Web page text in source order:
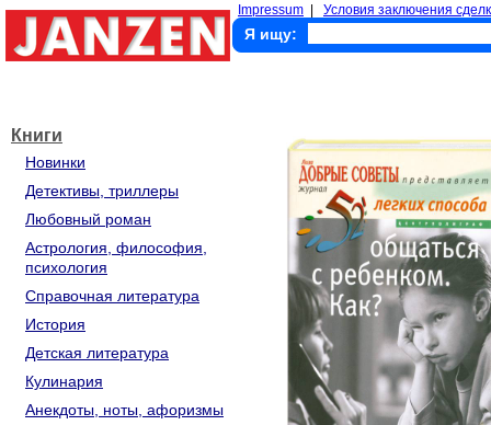
Impressum Условия заключения
Я ищу:
Книги
Новинки
Детективы, триллеры
Любовный роман
Астрология, философия,
психология
Справочная литература
История
Детская литература
Кулинария
Анекдоты, ноты, афоризмы